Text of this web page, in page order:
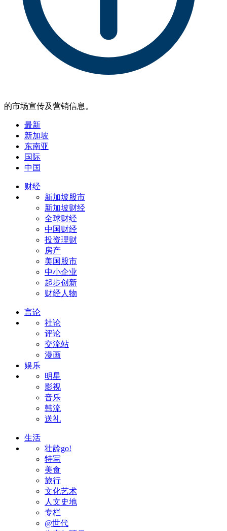
的市场宣传及营销信息。
最新
新加坡
东南亚
国际
中国
财经
新加坡股市
新加坡财经
全球财经
中国财经
投资理财
房产
美国股市
中小企业
起步创新
财经人物
言论
社论
评论
交流站
漫画
娱乐
明星
影视
音乐
韩流
送礼
生活
壮龄go!
特写
美食
旅行
文化艺术
人文史地
专栏
@世代